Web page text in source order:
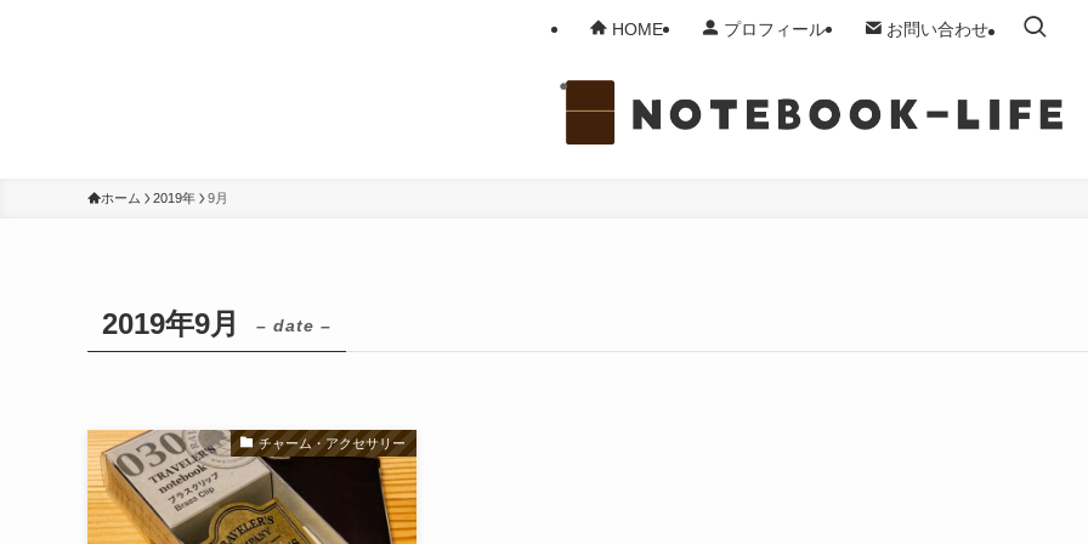
HOME プロフィール お問い合わせ
ホーム 2019年 9月
2019年9月 – date –
チャーム・アクセサリー